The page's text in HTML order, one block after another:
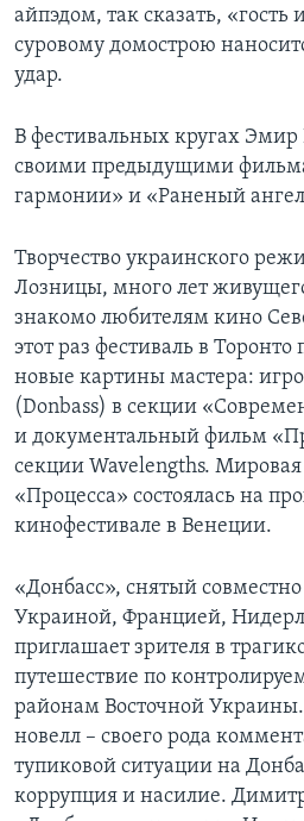
айпэдом, так сказать, «гость
суровому домострою
удар.
В фестивальных кругах Эмир
своими предыдущими
гармонии» и «Раненый
Творчество украинского
Лозницы, много лет
знакомо любителям кино
этот раз фестиваль в Торонто
новые картины мастера:
(Donbass) в секции
и документальный фильм
секции Wavelengths.
«Процесса» состоялась на
кинофестивале в Венеции.
«Донбасс», снятый
Украиной, Францией,
приглашает зрителя в
путешествие по
районам Восточной Украины.
новелл – своего рода
тупиковой ситуации на
коррупция и насилие.